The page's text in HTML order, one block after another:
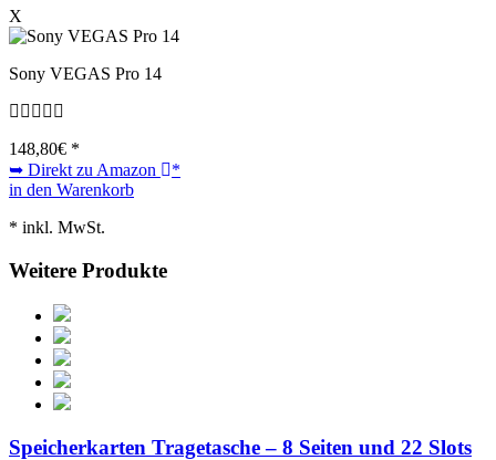
X
Sony VEGAS Pro 14
148,80€ *
➥ Direkt zu Amazon
*
in den Warenkorb
* inkl. MwSt.
Weitere Produkte
Speicherkarten Tragetasche – 8 Seiten und 22 Slots